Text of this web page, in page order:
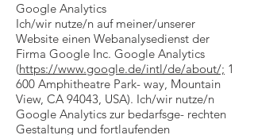
Google Analytics
Ich/wir nutze/n auf meiner/unserer
Website einen Webanalysedienst der
Firma Google Inc. Google Analytics
(https://www.google.de/intl/de/about/; 1
600 Amphitheatre Park- way, Mountain
View, CA 94043, USA). Ich/wir nutze/n
Google Analytics zur bedarfsge- rechten
Gestaltung und fortlaufenden